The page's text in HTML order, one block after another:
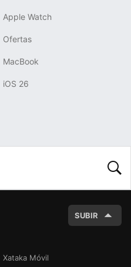
Apple Watch
Ofertas
MacBook
iOS 26
SUBIR
Xataka Móvil